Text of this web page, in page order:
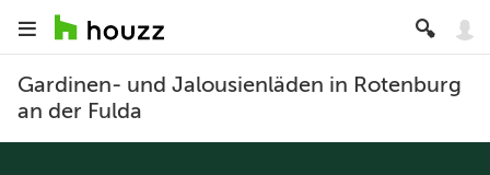
Gardinen- und Jalousienläden in Rotenburg
an der Fulda